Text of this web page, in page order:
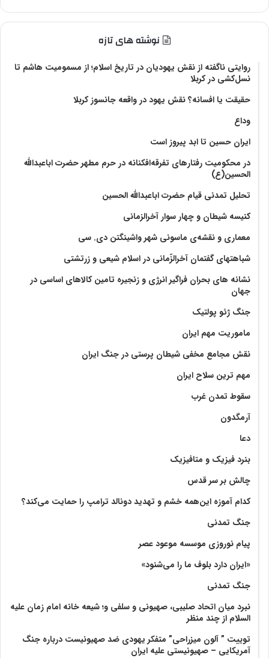
نوشته های تازه
روایتی ناگفته از نقش یهودیان در تاریخ اسلام؛ از مسمومیت هاشم تا
نسل‌کشی در کربلا
حقیقت یا افسانه؟‌ نقش یهود در واقعه جانسوز کربلا
وداع
ایران حسین تا ابد پیروز است
در محکومیت رفتارهای تفرقه‌افکنانه در حرم مطهر حضرت اباعبدالله
الحسین(ع)
تحلیل تمدنی قیام حضرت اباعبدالله الحسین
کنیسه شیطان و چهار سوار آخرالزمانی
معماری و نقشه‌ی ماسونی شهر واشينگتن دی. سی
شباهتهای گفتمان آخر‌الزّمانی در اسلام شیعی و زرتشتی
نشانه های بحران فراگیر انرژی و زنجیره تامین کالاهای اساسی در
جهان
جنگ ژئو پولتیک
ماموریت مهم ایران
نقش مجامع مخفی شیطان پرستی در جنگ ایران
مهم ترین سلاح ایران
سقوط تمدن غرب
آرمگدون
دعا
بنرد فیزیک و متافیزیک
چالش بر سر قدس
کدام آموزه این‌همه خشم و تهدید دونالد ترامپ را حمایت می‌کند؟
جنگ تمدنی
پیام نوروزی موسسه موعود عصر
«ایران دارد بلوف ما را می‌شنود»
جنگ تمدنی
نبرد میان اتحاد صلیبی، صهیونی و سلفی و؛ شیعه خانه امام زمان علیه
السلام از چند منظر
توییت ” آلون میزراحی” متفکر یهودی ضد صهیونیست درباره جنگ
آمریکایی – صهیونیستی علیه ایران